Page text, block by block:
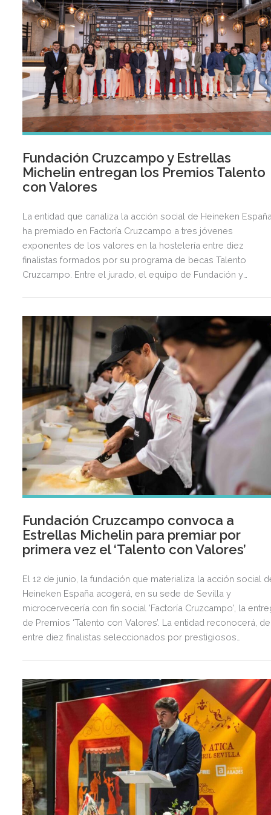
Fundación Cruzcampo y Estrellas
Michelin entregan los Premios Talento
con Valores
La entidad que canaliza la acción social de Heineken
ha premiado en Factoría Cruzcampo a tres jóvenes
exponentes de los valores en la hostelería entre diez
finalistas formados por su programa de becas Talento
Cruzcampo. Entre el jurado, el equipo de Fundación y
Echaurren, Ezcaray), Julio Fernández (Abantal, Sevilla),
Christopher Manchado y Manuel de Bedoya (Nintai,
Juanlu Fernández (Cañabota, Sevilla) y Juanjo Mesa León
(Radis, Jaén).
Fundación Cruzcampo convoca a
Estrellas Michelin para premiar por
primera vez el ‘Talento con Valores’
El 12 de junio, la fundación que materializa la acción social
Heineken España acogerá, en su sede de Sevilla y
microcervecería con fin social 'Factoría Cruzcampo', la
de Premios ‘Talento con Valores’. La entidad reconocerá, de
entre diez finalistas seleccionados por prestigiosos
el programa de becas 'Talento Cruzcampo' con experiencia
en Estrellas Michelin.